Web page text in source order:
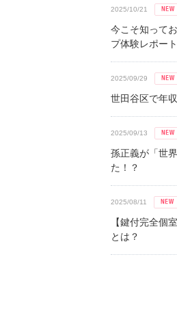
2025/10/21
今こそ知って
プ体験レポート
2025/09/29
世田谷区で年
2025/09/13
孫正義が「世
た！？
2025/08/11
【鍵付完全個
とは？